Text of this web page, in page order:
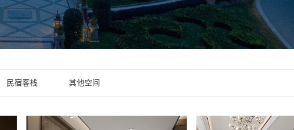
民宿客栈 其他空间